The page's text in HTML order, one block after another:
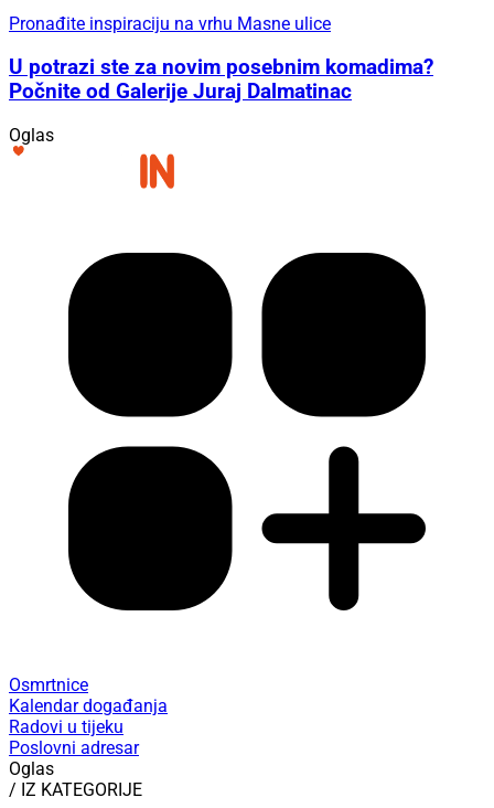
Pronađite inspiraciju na vrhu Masne ulice
U potrazi ste za novim posebnim komadima?
Počnite od Galerije Juraj Dalmatinac
Oglas
Osmrtnice
Kalendar događanja
Radovi u tijeku
Poslovni adresar
Oglas
/ IZ KATEGORIJE